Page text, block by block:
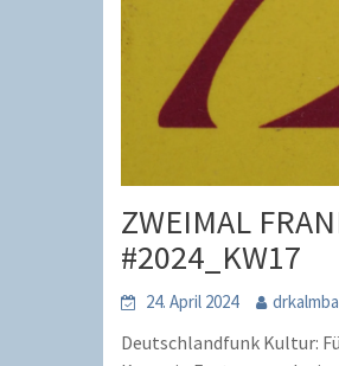
ZWEIMAL
#2024_KW17
24. April 2024
Deutschlandfunk Kultur: